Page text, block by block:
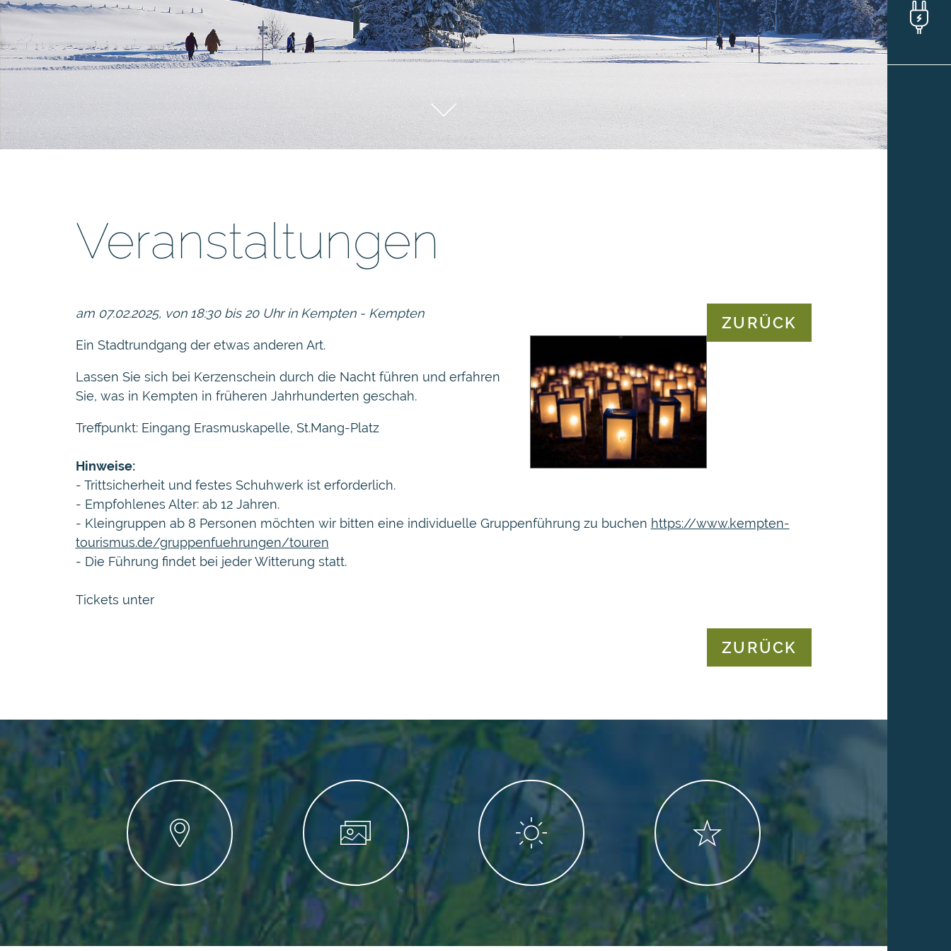
Veranstaltungen
ZURÜCK
am 07.02.2025, von 18:30 bis 20 Uhr in Kempten - Kempten
Ein Stadtrundgang der etwas anderen Art.
Lassen Sie sich bei Kerzenschein durch die Nacht führen und erfahren
Sie, was in Kempten in früheren Jahrhunderten geschah.
Treffpunkt: Eingang Erasmuskapelle, St.Mang-Platz
Hinweise:
- Trittsicherheit und festes Schuhwerk ist erforderlich.
- Empfohlenes Alter: ab 12 Jahren.
- Kleingruppen ab 8 Personen möchten wir bitten eine individuelle Gruppenführung zu buchen https://www.kempten-
tourismus.de/gruppenfuehrungen/touren
- Die Führung findet bei jeder Witterung statt.
Tickets unter
ZURÜCK